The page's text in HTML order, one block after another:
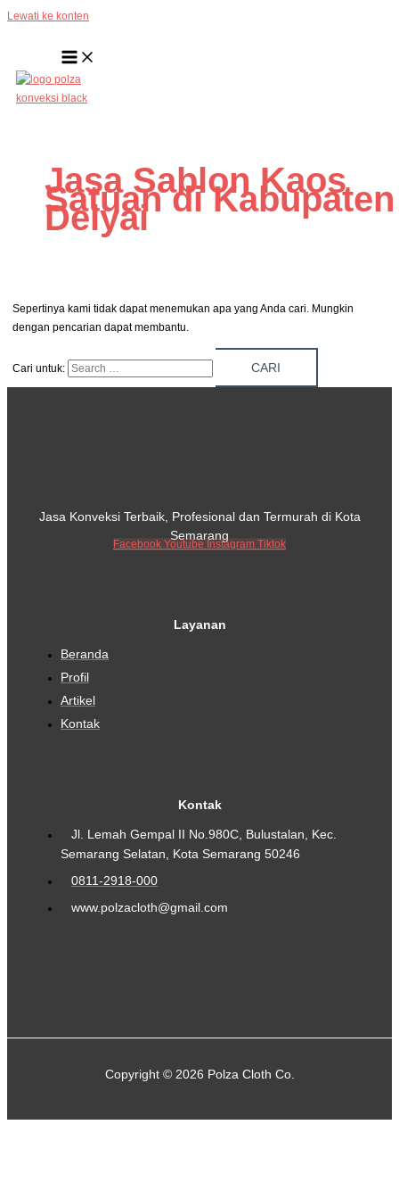
Lewati ke konten
Jasa Sablon Kaos
Satuan di Kabupaten
Deiyai
Sepertinya kami tidak dapat menemukan apa yang Anda cari. Mungkin
dengan pencarian dapat membantu.
Cari untuk:
Jasa Konveksi Terbaik, Profesional dan Termurah di Kota
Semarang
Facebook Youtube Instagram Tiktok
Layanan
Beranda
Profil
Artikel
Kontak
Kontak
Jl. Lemah Gempal II No.980C, Bulustalan, Kec.
Semarang Selatan, Kota Semarang 50246
0811-2918-000
www.polzacloth@gmail.com
Copyright © 2026 Polza Cloth Co.